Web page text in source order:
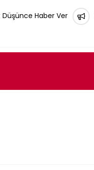
Düşünce Haber Ver